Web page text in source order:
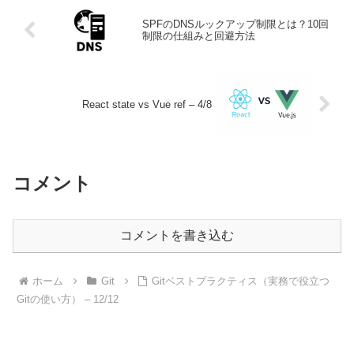
SPFのDNSルックアップ制限とは？10回
制限の仕組みと回避方法
React state vs Vue ref – 4/8
コメント
コメントを書き込む
ホーム Git
Gitベストプラクティス（実務で役立つ
Gitの使い方） – 12/12